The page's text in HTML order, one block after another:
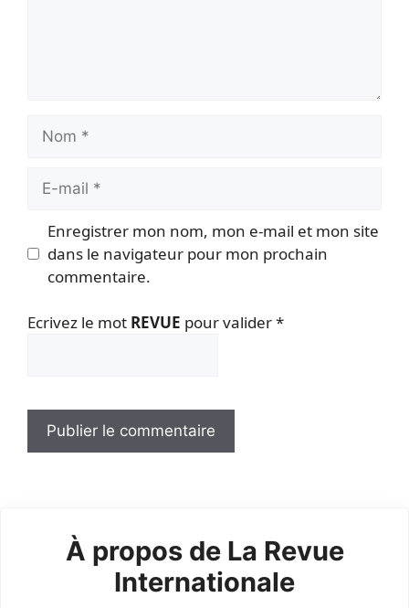
mail
Enregistrer mon nom, mon e-mail et mon site
dans le navigateur pour mon prochain
commentaire.
Ecrivez le mot REVUE pour valider*
À propos de La Revue
Internationale